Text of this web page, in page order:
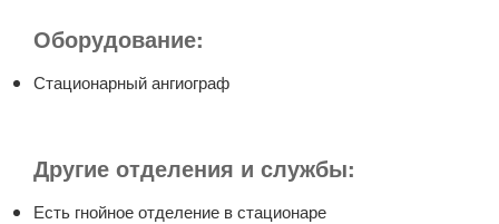
Оборудование:
Стационарный ангиограф
Другие отделения и службы:
Есть гнойное отделение в стационаре